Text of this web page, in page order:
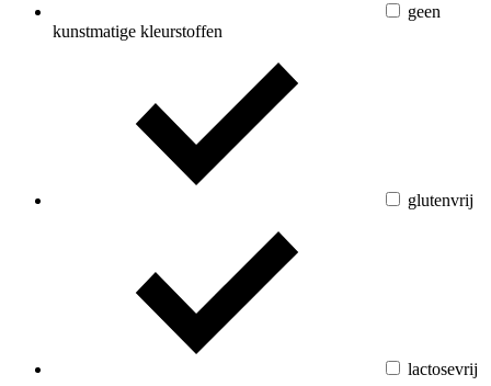
geen
kunstmatige kleurstoffen
glutenvrij
lactosevrij